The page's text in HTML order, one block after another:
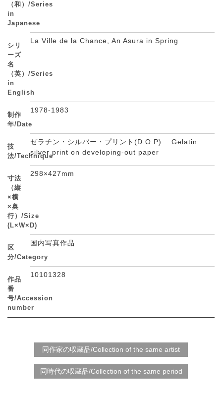
（和）/Series
in
Japanese
シリ
ーズ
名
（英）/Series
in
English
La Ville de la Chance, An Asura in Spring
制作
年/Date
1978-1983
技
法/Technique
ゼラチン・シルバー・プリント(D.O.P) Gelatin
silver print on developing-out paper
寸法
（縦
×横
×奥
行）/Size
(L×W×D)
298×427mm
区
分/Category
国内写真作品
作品
番
号/Accession
number
10101328